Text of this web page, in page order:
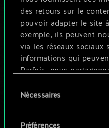
des retours sur le
pouvoir adapter le site
exemple, ils peuvent
via les réseaux sociaux
informations qui
Parfois, nous
ces cookies optionnels
duNécessaires
Préférences
Nommer ce jeu
Parcourir les